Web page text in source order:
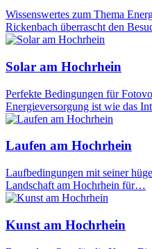
Wissenswertes zum Thema
Rickenbach überrascht den
Solar am Hochrhein
Perfekte Bedingungen für
Energieversorgung ist wie das
Laufen am Hochrhein
Laufbedingungen mit seiner
Landschaft am Hochrhein für…
Kunst am Hochrhein